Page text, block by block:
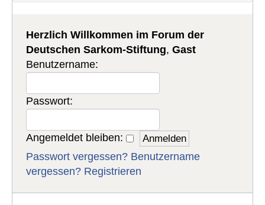
Herzlich Willkommen im Forum der
Deutschen Sarkom-Stiftung,Gast
Benutzername:
Passwort:
Angemeldet bleiben:
Passwort vergessen? Benutzername
vergessen? Registrieren